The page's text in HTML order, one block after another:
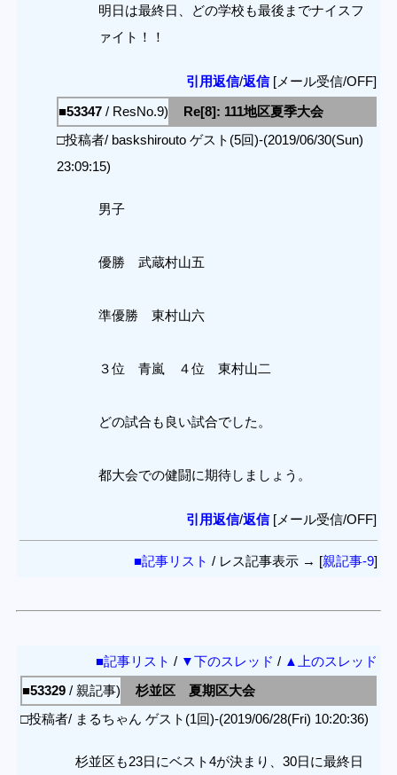
明日は最終日、どの学校も最後までナイスフ
ァイト！！
引用返信/返信[メール受信/OFF]
■53347 / ResNo.9)
Re[8]: 111地区夏季大会
□投稿者/ baskshirouto ゲスト(5回)-(2019/06/30(Sun)
23:09:15)
男子
優勝 武蔵村山五
準優勝 東村山六
３位 青嵐 ４位 東村山二
どの試合も良い試合でした。
都大会での健闘に期待しましょう。
引用返信/返信[メール受信/OFF]
■記事リスト / レス記事表示 → [親記事-9]
■記事リスト / ▼下のスレッド / ▲上のスレッド
■53329 / 親記事)
杉並区 夏期区大会
□投稿者/ まるちゃん ゲスト(1回)-(2019/06/28(Fri) 10:20:36)
杉並区も23日にベスト4が決まり、30日に最終日